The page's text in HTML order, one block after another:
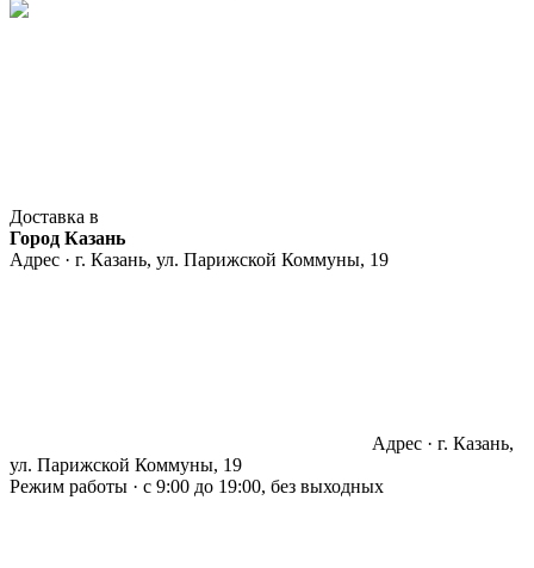
Доставка в
Город Казань
Адрес · г. Казань, ул. Парижской Коммуны, 19
Адрес · г. Казань,
ул. Парижской Коммуны, 19
Режим работы · с 9:00 до 19:00, без выходных